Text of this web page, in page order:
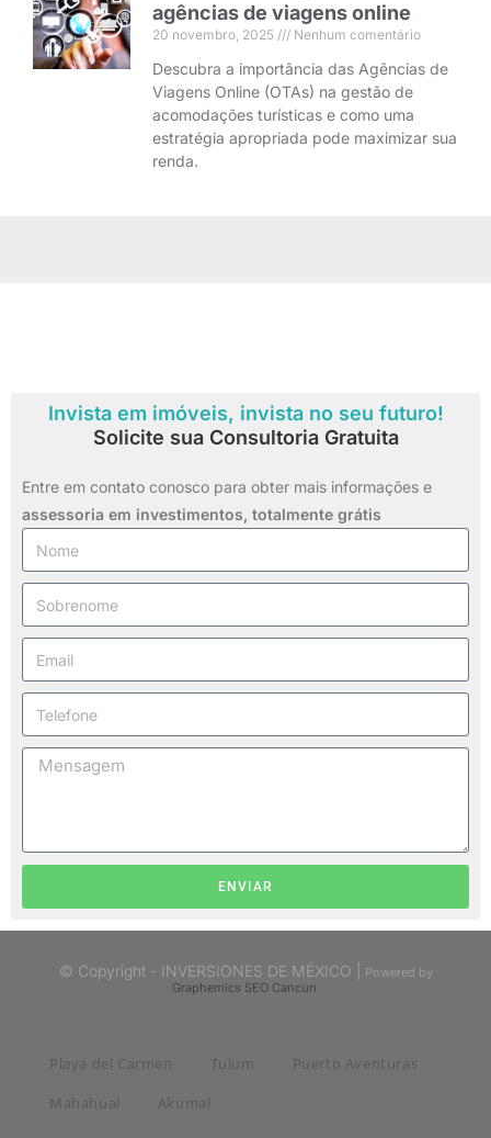
agências de viagens online
20 novembro, 2025 Nenhum comentário
Descubra a importância das Agências de
Viagens Online (OTAs) na gestão de
acomodações turísticas e como uma
estratégia apropriada pode maximizar sua
renda.
Invista em imóveis, invista no seu futuro!
Solicite sua Consultoria Gratuita
Entre em contato conosco para obter mais informações e
assessoria em investimentos, totalmente grátis
ENVIAR
© Copyright - INVERSIONES DE MÉXICO |
Powered by
Graphemics SEO Cancun
Playa del Carmen Tulum
Puerto Aventuras
Mahahual
Akumal